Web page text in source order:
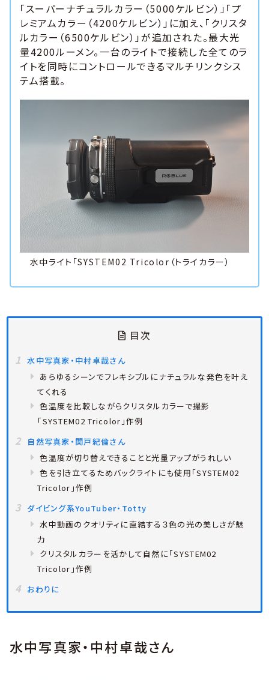
「スーパーナチュラルカラー（5000ケルビン）」「プ
レミアムカラー（4200ケルビン）」に加え、「クリスタ
ルカラー（6500ケルビン）」が追加された。最大光
量4200ルーメン。一台のライトで接続した全てのラ
イトを同時にコントロールできるマルチリンクシス
テム搭載。
水中ライト「SYSTEM02 Tricolor（トライカラー）
目次
水中写真家・中村卓哉さん
あらゆるシーンでフレキシブルにナチュラルな発色を叶え
てくれる
色温度を比較しながらクリスタルカラーで撮影
「SYSTEM02 Tricolor」作例
自然写真家・関戸紀倫さん
色温度が切り替えできることと光量アップがうれしい
色を引き立てるためバックライトにも使用「SYSTEM02
Tricolor」作例
ダイビング系YouTuber・Totty
水中動画のクオリティに直結する３色の光の美しさが魅
力
クリスタルカラーを活かして自然に「SYSTEM02
Tricolor」作例
おわりに
水中写真家・中村卓哉さん